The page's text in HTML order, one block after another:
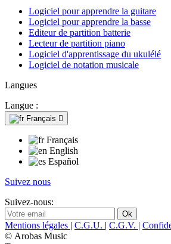
Logiciel pour apprendre la guitare
Logiciel pour apprendre la basse
Editeur de partition batterie
Lecteur de partition piano
Logiciel d'apprentissage du ukulélé
Logiciel de notation musicale
Langues
Langue :
Français 
Français
English
Español
Suivez nous
Suivez-nous:
Mentions légales | C.G.U. | C.G.V. |
© Arobas Music